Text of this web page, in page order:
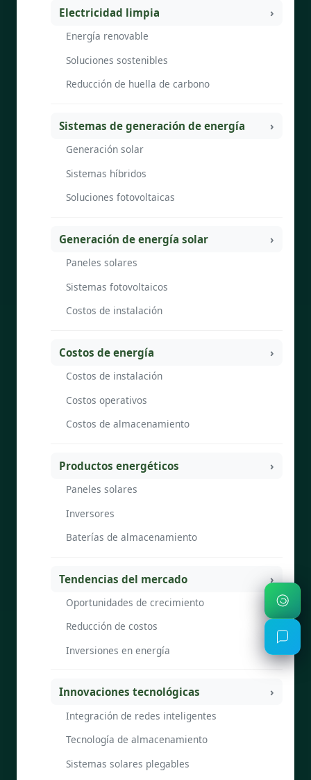
Electricidad limpia
Energía renovable
Soluciones sostenibles
Reducción de huella de carbono
Sistemas de generación de energía
Generación solar
Sistemas híbridos
Soluciones fotovoltaicas
Generación de energía solar
Paneles solares
Sistemas fotovoltaicos
Costos de instalación
Costos de energía
Costos de instalación
Costos operativos
Costos de almacenamiento
Productos energéticos
Paneles solares
Inversores
Baterías de almacenamiento
Tendencias del mercado
Oportunidades de crecimiento
Reducción de costos
Inversiones en energía
Innovaciones tecnológicas
Integración de redes inteligentes
Tecnología de almacenamiento
Sistemas solares plegables